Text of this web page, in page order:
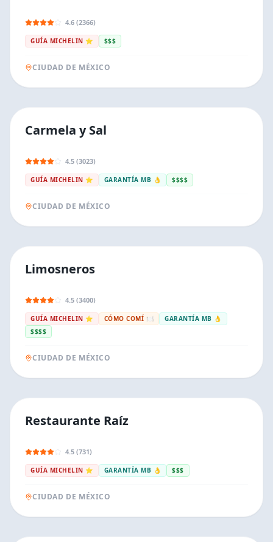
4.6 (2366)
GUÍA MICHELIN ⭐ $$$
CIUDAD DE MÉXICO
Carmela y Sal
4.5 (3023)
GUÍA MICHELIN ⭐ GARANTÍA MB 👌 $$$$
CIUDAD DE MÉXICO
Limosneros
4.5 (3400)
GUÍA MICHELIN ⭐ CÓMO COMÍ 🍽️
GARANTÍA MB 👌
$$$$
CIUDAD DE MÉXICO
Restaurante Raíz
4.5 (731)
GUÍA MICHELIN ⭐ GARANTÍA MB 👌 $$$
CIUDAD DE MÉXICO